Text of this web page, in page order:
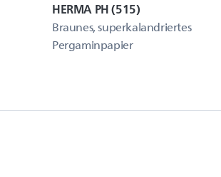
HERMA PH (515)
Braunes, superkalandriertes
Pergaminpapier